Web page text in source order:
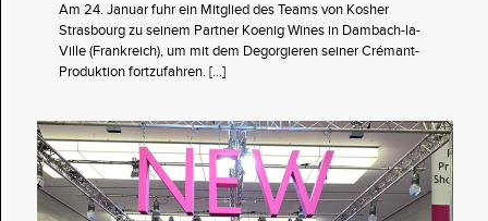
Am 24. Januar fuhr ein Mitglied des Teams von Kosher
Strasbourg zu seinem Partner Koenig Wines in Dambach-la-
Ville (Frankreich), um mit dem Degorgieren seiner Crémant-
Produktion fortzufahren. […]